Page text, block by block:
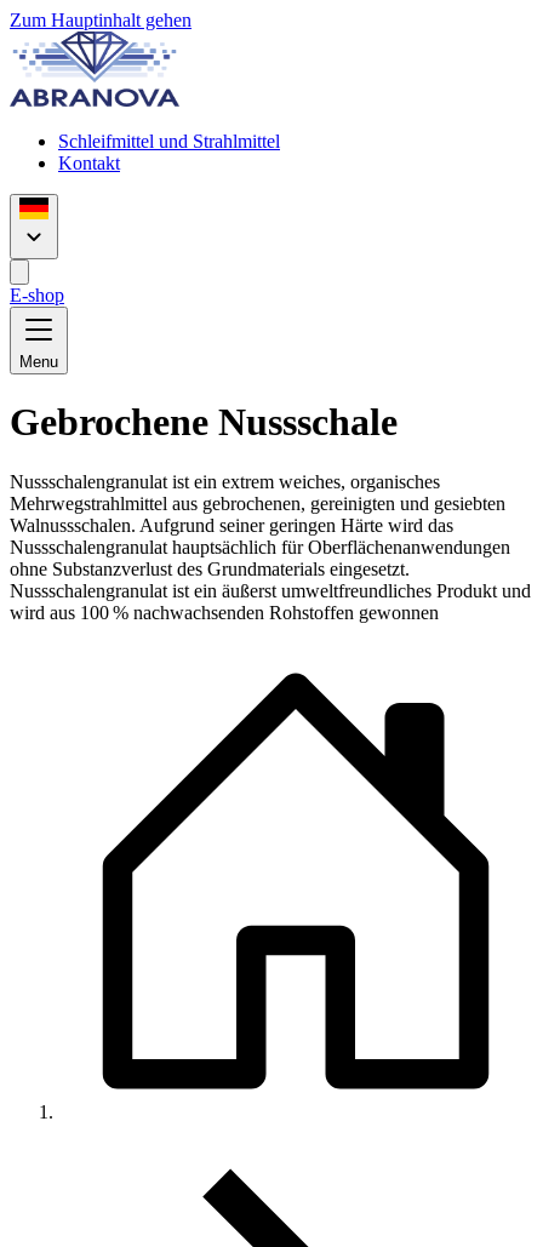
Zum Hauptinhalt gehen
Schleifmittel und Strahlmittel
Kontakt
E-shop
Menu
Gebrochene Nussschale
Nussschalengranulat ist ein extrem weiches, organisches
Mehrwegstrahlmittel aus gebrochenen, gereinigten und gesiebten
Walnussschalen. Aufgrund seiner geringen Härte wird das
Nussschalengranulat hauptsächlich für Oberflächenanwendungen
ohne Substanzverlust des Grundmaterials eingesetzt.
Nussschalengranulat ist ein äußerst umweltfreundliches Produkt und
wird aus 100 % nachwachsenden Rohstoffen gewonnen